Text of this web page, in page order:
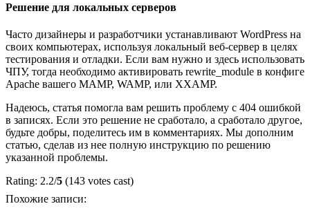
Решение для локальных серверов
Часто дизайнеры и разработчики устанавливают WordPress на
своих компьютерах, используя локальный веб-сервер в целях
тестирования и отладки. Если вам нужно и здесь использовать
ЧПУ, тогда необходимо активировать rewrite_module в конфиге
Apache вашего MAMP, WAMP, или XXAMP.
Надеюсь, статья помогла вам решить проблему с 404 ошибкой
в записях. Если это решение не сработало, а сработало другое,
будьте добры, поделитесь им в комментариях. Мы дополним
статью, сделав из нее полную инструкцию по решению
указанной проблемы.
Rating: 2.2/5 (143 votes cast)
Похожие записи: